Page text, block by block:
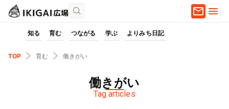
知る 育む つながる 学ぶ よりみち日記
TOP 育む 働きがい
働きがい
Tag articles